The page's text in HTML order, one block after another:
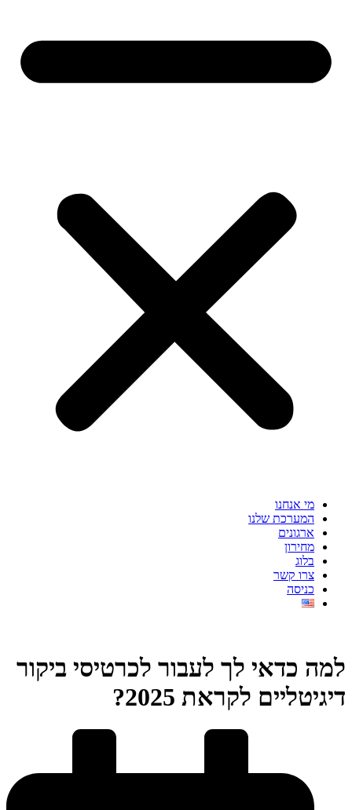
מי אנחנו
המערכת שלנו
ארגונים
מחירון
בלוג
צרו קשר
כניסה
למה כדאי לך לעבור לכרטיסי ביקור
דיגיטליים לקראת 2025?